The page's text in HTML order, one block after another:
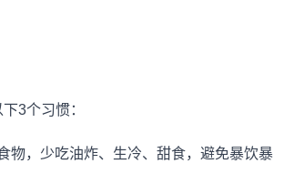
3个习惯：
物，少吃油炸、生冷、甜食，避免暴饮暴